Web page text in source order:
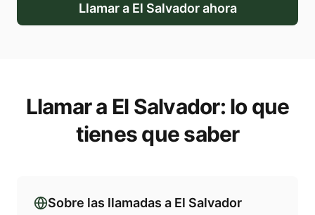
Llamar a El Salvadorahora
Llamar a El Salvador: lo que
tienes que saber
Sobre las llamadas a El Salvador